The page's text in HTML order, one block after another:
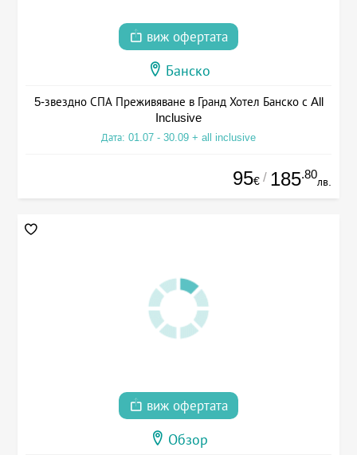
виж офертата
Банско
5-звездно СПА Преживяване в Гранд Хотел Банско с All
Inclusive
Дата: 01.07 - 30.09 + all inclusive
95€ / 185.80
лв.
виж офертата
Обзор